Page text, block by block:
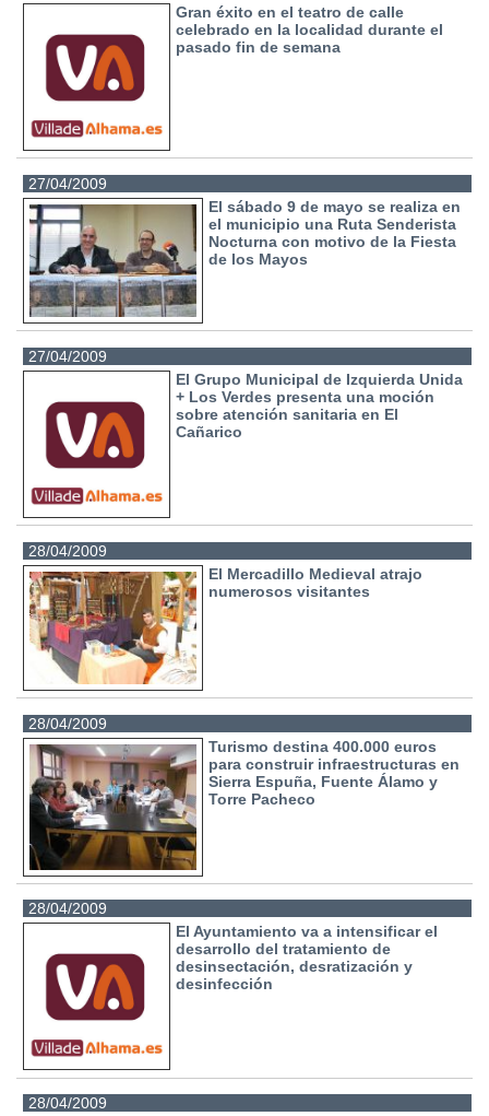
Gran éxito en el teatro de calle
celebrado en la localidad durante el
pasado fin de semana
27/04/2009
El sábado 9 de mayo se realiza en
el municipio una Ruta Senderista
Nocturna con motivo de la Fiesta
de los Mayos
27/04/2009
El Grupo Municipal de Izquierda Unida
+ Los Verdes presenta una moción
sobre atención sanitaria en El
Cañarico
28/04/2009
El Mercadillo Medieval atrajo
numerosos visitantes
28/04/2009
Turismo destina 400.000 euros
para construir infraestructuras en
Sierra Espuña, Fuente Álamo y
Torre Pacheco
28/04/2009
El Ayuntamiento va a intensificar el
desarrollo del tratamiento de
desinsectación, desratización y
desinfección
28/04/2009